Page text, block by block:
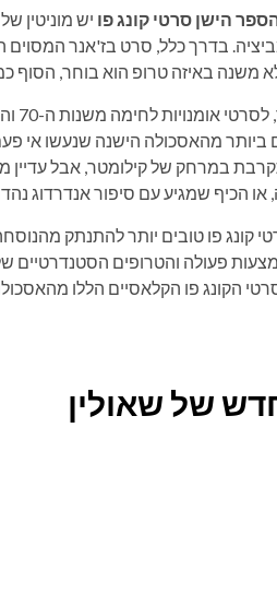
הישן סרטי קונג פו יש מוניטין
בדרך כלל, סרט בז'אנר המסוים
משנה באיזה טרופ הוא בוחר,
ביותר מהאסכולה הישנה שנעשו אי
במרחק של קילומטר, אבל עדיין
הכיף שמגיע עם סיפור אנדרדוג
קונג פו טובים יותר להתנתק
פעולה והטרופים הסטנדרטיים
סרטי הקונג פו הקלאסיים הללו
של שאולין